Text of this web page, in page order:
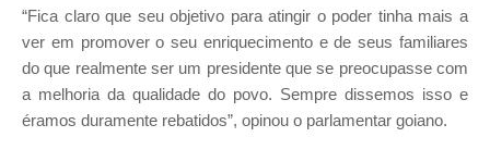
“Fica claro que seu objetivo para atingir o poder tinha mais a
ver em promover o seu enriquecimento e de seus familiares
do que realmente ser um presidente que se preocupasse com
a melhoria da qualidade do povo. Sempre dissemos isso e
éramos duramente rebatidos”, opinou o parlamentar goiano.